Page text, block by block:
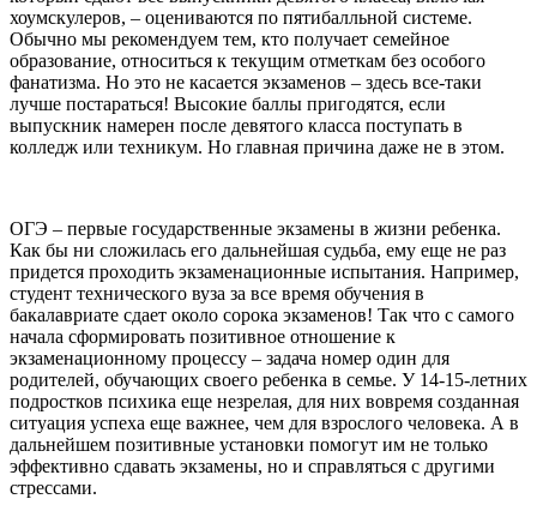
хоумскулеров, – оцениваются по пятибалльной системе.
Обычно мы рекомендуем тем, кто получает семейное
образование, относиться к текущим отметкам без особого
фанатизма. Но это не касается экзаменов – здесь все-таки
лучше постараться! Высокие баллы пригодятся, если
выпускник намерен после девятого класса поступать в
колледж или техникум. Но главная причина даже не в этом.
ОГЭ – первые государственные экзамены в жизни ребенка.
Как бы ни сложилась его дальнейшая судьба, ему еще не раз
придется проходить экзаменационные испытания. Например,
студент технического вуза за все время обучения в
бакалавриате сдает около сорока экзаменов! Так что с самого
начала сформировать позитивное отношение к
экзаменационному процессу – задача номер один для
родителей, обучающих своего ребенка в семье. У 14-15-летних
подростков психика еще незрелая, для них вовремя созданная
ситуация успеха еще важнее, чем для взрослого человека. А в
дальнейшем позитивные установки помогут им не только
эффективно сдавать экзамены, но и справляться с другими
стрессами.